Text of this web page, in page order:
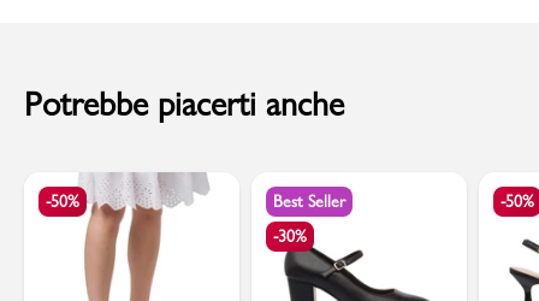
Potrebbe piacerti anche
-50%
Best Seller
-30%
-50%